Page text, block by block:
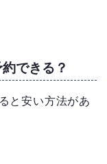
できる？
と安い方法があ